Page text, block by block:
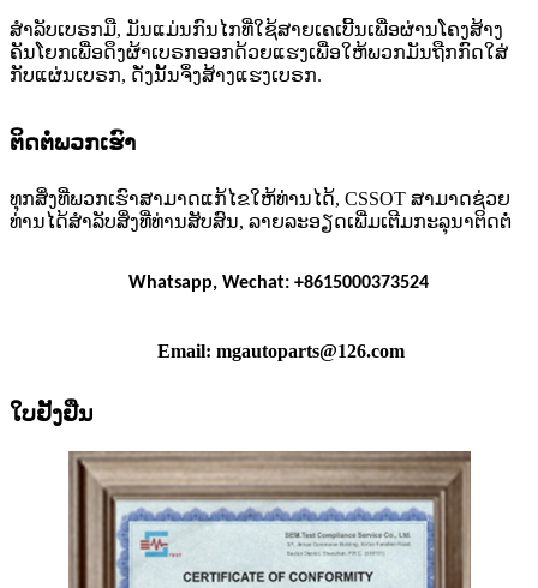
ສຳລັບເບຣກມື, ມັນແມ່ນກົນໄກທີ່ໃຊ້ສາຍເຄເບີ້ນເພື່ອຜ່ານໂຄງສ້າງ
ຄັນໂຍກເພື່ອດຶງຜ້າເບຣກອອກດ້ວຍແຮງເພື່ອໃຫ້ພວກມັນຖືກກົດໃສ່
ກັບແຜ່ນເບຣກ, ດັ່ງນັ້ນຈຶ່ງສ້າງແຮງເບຣກ.
ຕິດຕໍ່ພວກເຮົາ
ທຸກສິ່ງທີ່ພວກເຮົາສາມາດແກ້ໄຂໃຫ້ທ່ານໄດ້, CSSOT ສາມາດຊ່ວຍ
ທ່ານໄດ້ສຳລັບສິ່ງທີ່ທ່ານສັບສົນ, ລາຍລະອຽດເພີ່ມເຕີມກະລຸນາຕິດຕໍ່
Whatsapp, Wechat: +8615000373524
Email: mgautoparts@126.com
ໃບຢັ້ງຢືນ